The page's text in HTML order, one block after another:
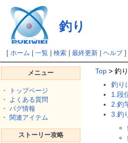
釣り
[ホーム |一覧 |検索 |最終更新 |ヘルプ]
メニュー
・
トップページ
・
よくある質問
・ バグ情報
・ 関連アイテム
ストーリー攻略
Top > 釣り
釣り
1.段
2.釣
3.釣